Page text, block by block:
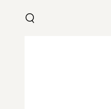
CONTENIDO